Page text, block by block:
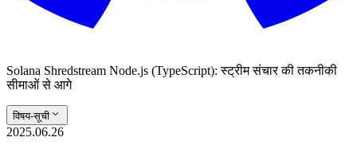
Solana Shredstream Node.js (TypeScript): स्ट्रीम संचार की तकनीकी
सीमाओं से आगे
विषय-सूची
2025.06.26